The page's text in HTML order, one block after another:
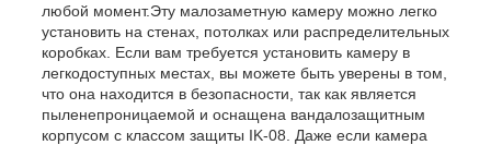
любой момент.Эту малозаметную камеру можно легко
установить на стенах, потолках или распределительных
коробках. Если вам требуется установить камеру в
легкодоступных местах, вы можете быть уверены в том,
что она находится в безопасности, так как является
пыленепроницаемой и оснащена вандалозащитным
корпусом с классом защиты IK-08. Даже если камера